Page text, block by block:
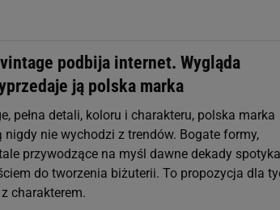
podbija internet. Wygląda
ją polska marka
pełna detali, koloru i charakteru, polska marka
nie wychodzi z trendów. Bogate formy,
przywodzące na myśl dawne dekady
do tworzenia biżuterii. To propozycja dla
charakterem.